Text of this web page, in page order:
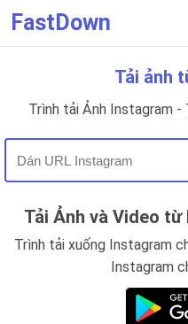
FastDown
Tải ảnh
Trình tải Ảnh Instagram
Tải Ảnh và Video
Trình tải xuống Instagram
Instagram